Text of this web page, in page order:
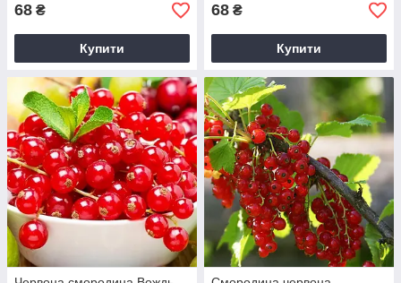
68 ₴
Купити
68 ₴
Купити